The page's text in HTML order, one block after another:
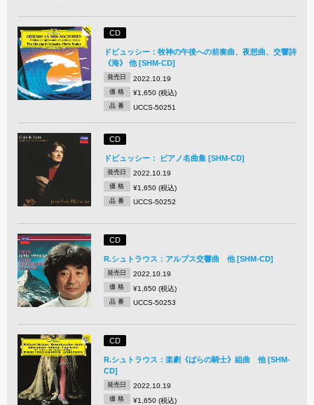
CD
ドビュッシー：牧神の午後への前奏曲、夜想曲、交響詩
《海》 他 [SHM-CD]
発売日 2022.10.19
価 格 ¥1,650 (税込)
品 番 UCCS-50251
CD
ドビュッシー： ピアノ名曲集 [SHM-CD]
発売日 2022.10.19
価 格 ¥1,650 (税込)
品 番 UCCS-50252
CD
R.シュトラウス：アルプス交響曲 他 [SHM-CD]
発売日 2022.10.19
価 格 ¥1,650 (税込)
品 番 UCCS-50253
CD
R.シュトラウス：楽劇《ばらの騎士》組曲 他 [SHM-
CD]
発売日 2022.10.19
価 格 ¥1,650 (税込)